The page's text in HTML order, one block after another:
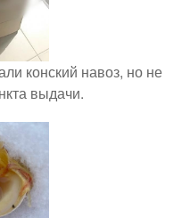
конский навоз, но не
выдачи.